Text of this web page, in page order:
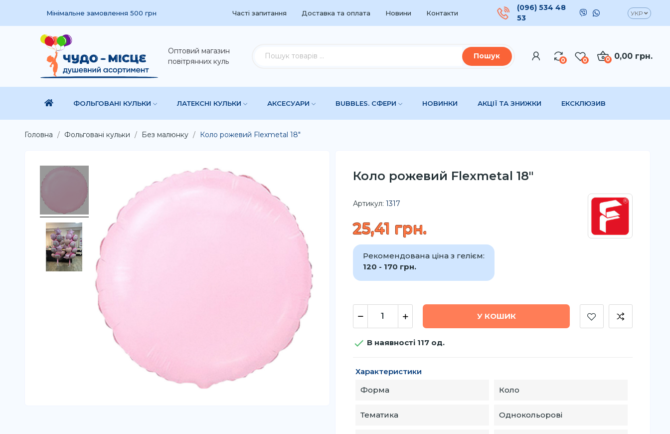
Мінімальне замовлення 500 грн Часті запитання Доставка та оплата Новини Контакти
(096) 534 48
53
УКР
Оптовий магазин
повітрянних куль
Пошук 0 0 0,00 грн.
0
ФОЛЬГОВАНІ КУЛЬКИ ЛАТЕКСНІ КУЛЬКИ АКСЕСУАРИ BUBBLES. СФЕРИ НОВИНКИ АКЦІЇ ТА ЗНИЖКИ ЕКСКЛЮЗИВ
Головна Фольговані кульки Без малюнку Коло рожевий Flexmetal 18"
Коло рожевий Flexmetal 18"
Артикул: 1317
25,41 грн.
Рекомендована ціна з гелієм:
120 - 170 грн.
У КОШИК
 В наявності 117 од.
Характеристики
Форма
Коло
Тематика Однокольорові